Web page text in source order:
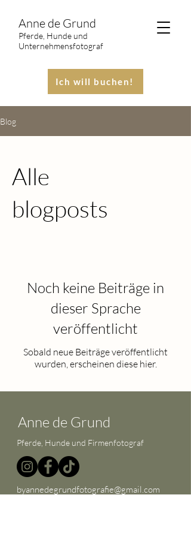
Anne de Grund
Pferde, Hunde und
Unternehmensfotograf
Ich will buchen!
Blog
Alle
blogposts
Noch keine Beiträge in
dieser Sprache
veröffentlicht
Sobald neue Beiträge veröffentlicht
wurden, erscheinen diese hier.
Anne de Grund
Pferde, Hunde und Firmenfotograf
byannedegrundfotografie@gmail.com